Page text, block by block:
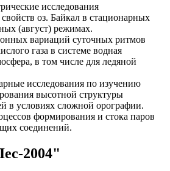
исследования
оз. Байкал в стационарных
(август) режимах.
вариаций суточных ритмов
газа в системе водная
в том числе для ледяной
исследования по изучению
высотной структуры
в условиях сложной орографии.
формирования и стока паров
соединений.
2004"